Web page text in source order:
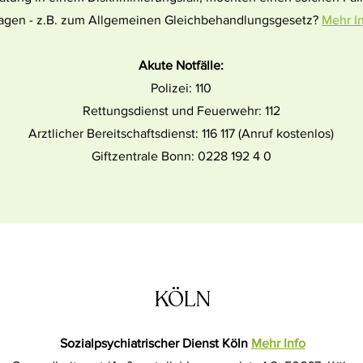
- z.B. zum Allgemeinen Gleichbehandlungsgesetz? Mehr
Akute Notfälle:
Polizei: 110
Rettungsdienst und Feuerwehr: 112
Arztlicher Bereitschaftsdienst: 116 117 (Anruf kostenlos)
Giftzentrale Bonn: 0228 192 4 0
KÖLN
Sozialpsychiatrischer Dienst Köln Mehr Info